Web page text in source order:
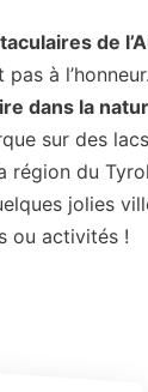
de
à
dans la
sur des
région du
jolies
ou activités !